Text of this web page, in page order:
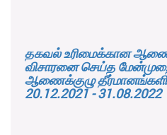
தகவல் உரிமைக்கான
விசாரனை செய்த
ஆணைக்குழு
20.12.2021 - 31.08.2022